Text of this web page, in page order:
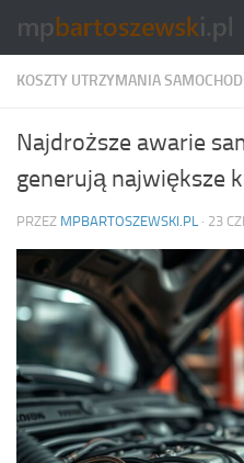
Skip to content
KOSZTY UTRZYMANIA
Najdroższe awarie
generują największe
PRZEZ MPBARTOSZEWSKI.PL · 23